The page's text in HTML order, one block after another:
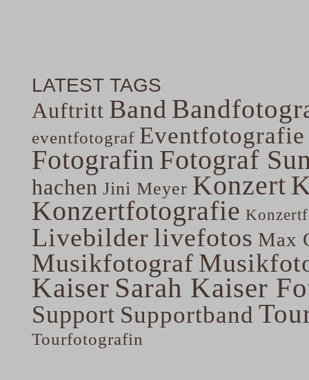
LATEST TAGS
Auftritt Band
eventfotograf Eventfotografie
Fotografin Fotograf
hachen Jini Meyer Konzert
Konzertfotografie
Livebilderlivefotos Max
Musikfotograf
Kaiser Sarah Kaiser
Support Supportband
Tourfotografin